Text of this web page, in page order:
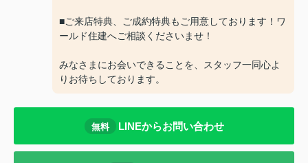
■ご来店特典、ご成約特典もご用意しております！ワ
ールド住建へご相談くださいませ！
みなさまにお会いできることを、スタッフ一同心よ
りお待ちしております。
無料 LINEからお問い合わせ